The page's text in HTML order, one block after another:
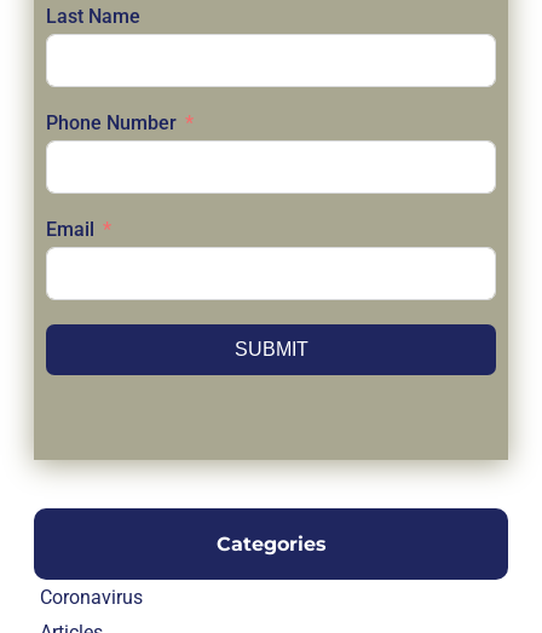
Last Name
Phone Number
Email
SUBMIT
Categories
Coronavirus